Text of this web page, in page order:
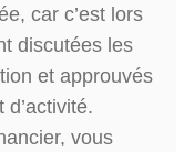
car c’est lors
discutées les
et approuvés
vous